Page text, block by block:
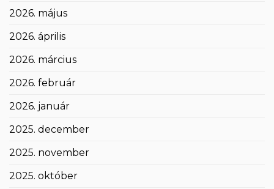
2026. május
2026. április
2026. március
2026. február
2026. január
2025. december
2025. november
2025. október